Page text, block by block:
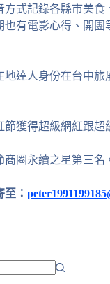
方式記錄各縣市美食
也有電影心得、開團
地達人身份在台中旅
節獲得超級網紅跟超
商圈永續之星第三名
：